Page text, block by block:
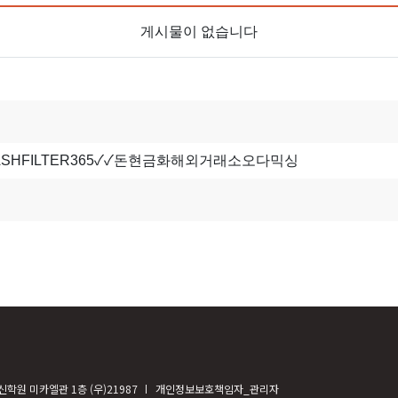
게시물이 없습니다
학원 미카엘관 1층 (우)21987 개인정보보호책임자_관리자